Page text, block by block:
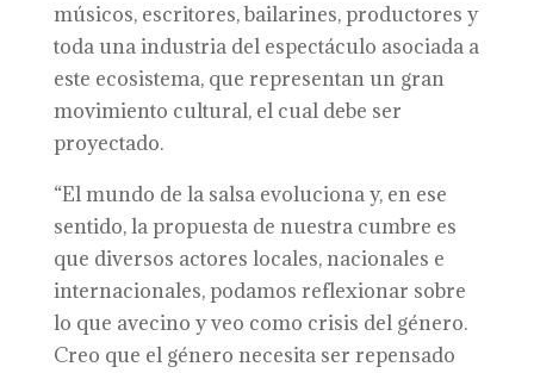
músicos, escritores, bailarines, productores y
toda una industria del espectáculo asociada a
este ecosistema, que representan un gran
movimiento cultural, el cual debe ser
proyectado.
“El mundo de la salsa evoluciona y, en ese
sentido, la propuesta de nuestra cumbre es
que diversos actores locales, nacionales e
internacionales, podamos reflexionar sobre
lo que avecino y veo como crisis del género.
Creo que el género necesita ser repensado